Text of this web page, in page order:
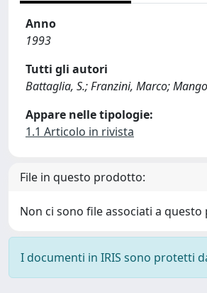
Anno
1993
Tutti gli autori
Battaglia, S.; Franzini, Marco;
Appare nelle tipologie:
1.1 Articolo in rivista
File in questo prodotto:
Non ci sono file associati a
I documenti in IRIS sono protetti